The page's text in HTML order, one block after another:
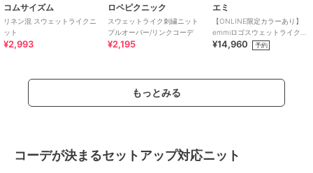
コムサイズム
リネン混 スウェットライクニ
ット
¥2,993
ロペピクニック
スウェットライク刺繍ニット
プルオーバー/リンクコーデ
¥2,195
エミ
【ONLINE限定カラーあり】
emmiロゴスウェットライクニ
ット
¥14,960 予約
もっとみる
コーデが決まるセットアップ対応ニット